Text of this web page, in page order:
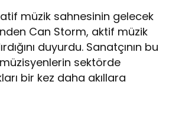
müzik sahnesinin gelecek
Can Storm, aktif müzik
duyurdu. Sanatçının bu
müzisyenlerin sektörde
bir kez daha akıllara